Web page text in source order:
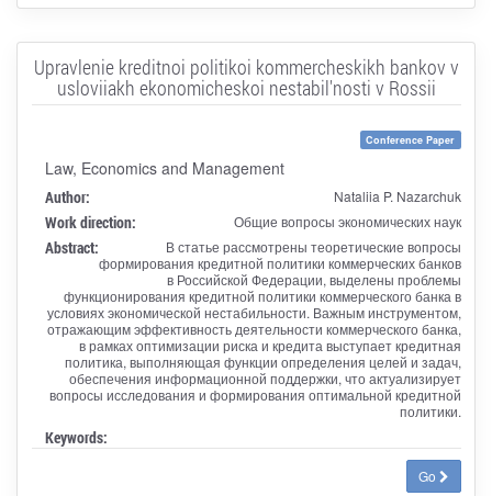
Upravlenie kreditnoi politikoi kommercheskikh bankov v
usloviiakh ekonomicheskoi nestabil'nosti v Rossii
Conference Paper
Law, Economics and Management
Author: Nataliia P. Nazarchuk
Work direction: Общие вопросы экономических наук
Abstract:
В статье рассмотрены теоретические вопросы
формирования кредитной политики коммерческих банков
в Российской Федерации, выделены проблемы
функционирования кредитной политики коммерческого банка в
условиях экономической нестабильности. Важным инструментом,
отражающим эффективность деятельности коммерческого банка,
в рамках оптимизации риска и кредита выступает кредитная
политика, выполняющая функции определения целей и задач,
обеспечения информационной поддержки, что актуализирует
вопросы исследования и формирования оптимальной кредитной
политики.
Keywords:
Go